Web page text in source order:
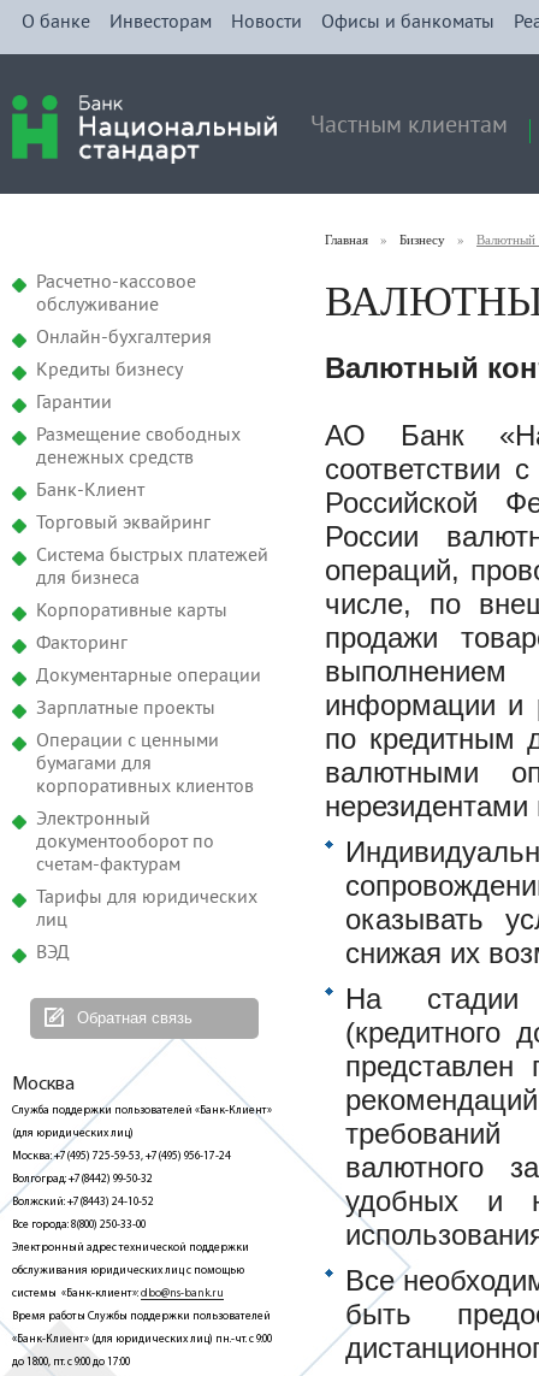
О банке Инвесторам Новости Офисы и банкоматы
Частным клиентам
Расчетно-кассовое
обслуживание
Онлайн-бухгалтерия
Кредиты бизнесу
Гарантии
Размещение свободных
денежных средств
Банк-Клиент
Торговый эквайринг
Система быстрых платежей
для бизнеса
Корпоративные карты
Факторинг
Документарные операции
Зарплатные проекты
Операции с ценными
бумагами для
корпоративных клиентов
Электронный
документооборот по
счетам-фактурам
Тарифы для юридических
лиц
ВЭД
Обратная связь
Москва
Служба поддержки пользователей «Банк-Клиент»
(для юридических лиц)
Москва: +7(495) 725-59-53, +7(495) 956-17-24
Волгоград: +7(8442) 99-50-32
Волжский: +7(8443) 24-10-52
Все города: 8(800) 250-33-00
Электронный адрес технической поддержки
обслуживания юридических лиц с помощью
системы «Банк-клиент»:dbo@ns-bank.ru
Время работы Службы поддержки пользователей
«Банк-Клиент» (для юридических лиц) пн.-чт. с 9:00
до 18:00, пт. с 9:00 до 17:00
Главная » Бизнесу » Валютный
Валютный
АО Банк
соответствии
Российской
России
операций,
числе, по
продажи
информации и
по кредитным
валютными
оказывать
снижая их
На стадии
(кредитного
представлен
валютного
удобных и
Все
быть